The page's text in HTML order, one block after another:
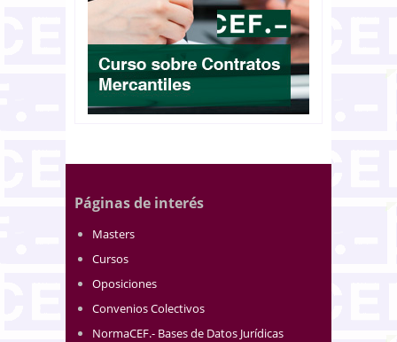
Páginas de interés
Masters
Cursos
Oposiciones
Convenios Colectivos
NormaCEF.- Bases de Datos Jurídicas